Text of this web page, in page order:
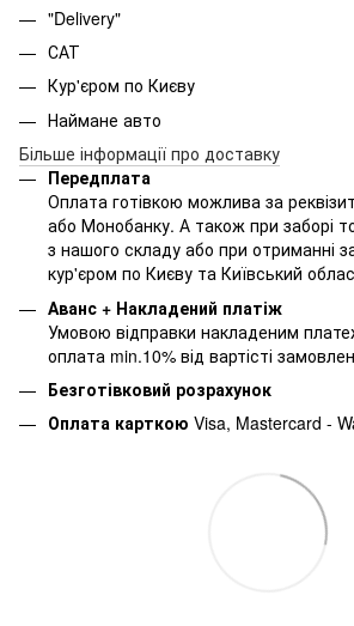
"Delivery"
САТ
Кур'єром по Києву
Наймане авто
Більше інформації про доставку
Передплата
Оплата готівкою можлива за
або Монобанку. А також при заборі
з нашого складу або при отриманні
кур'єром по Києву та Київський
Аванс + Накладений платіж
Умовою відправки накладеним
оплата min.10% від вартісті
Безготівковий розрахунок
Оплата карткою Visa, Mastercard -